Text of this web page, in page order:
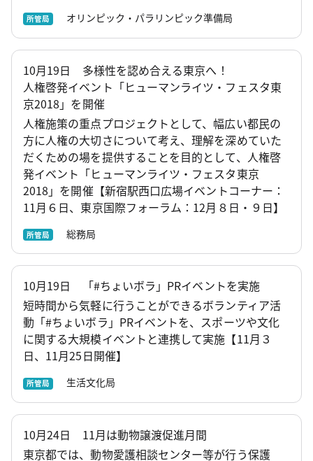
所管局 オリンピック・パラリンピック準備局
10月19日 多様性を認め合える東京へ！
人権啓発イベント「ヒューマンライツ・フェスタ東
京2018」を開催
人権施策の重点プロジェクトとして、幅広い都民の
方に人権の大切さについて考え、理解を深めていた
だくための場を提供することを目的として、人権啓
発イベント「ヒューマンライツ・フェスタ東京
2018」を開催【新宿駅西口広場イベントコーナー：
11月６日、東京国際フォーラム：12月８日・９日】
所管局 総務局
10月19日 「#ちょいボラ」PRイベントを実施
短時間から気軽に行うことができるボランティア活
動「#ちょいボラ」PRイベントを、スポーツや文化
に関する大規模イベントと連携して実施【11月３
日、11月25日開催】
所管局 生活文化局
10月24日 11月は動物譲渡促進月間
東京都では、動物愛護相談センター等が行う保護